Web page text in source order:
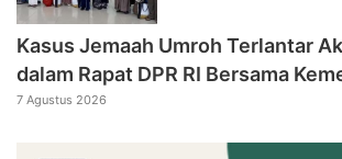
Kasus Jemaah Umroh Terlantar
dalam Rapat DPR RI Bersama
7 Agustus 2026